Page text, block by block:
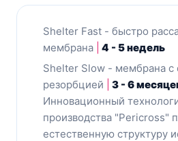
Shelter Fast - быстро
мембрана
4 - 5 недель
Shelter Slow - мембрана
резорбцией
3 - 6
Инновационный
производства "Pericross"
естественную структуру